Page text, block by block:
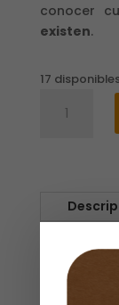
conocer
existen.
17
BOLSILLO
GARY
CHAPMAN
Idioma: